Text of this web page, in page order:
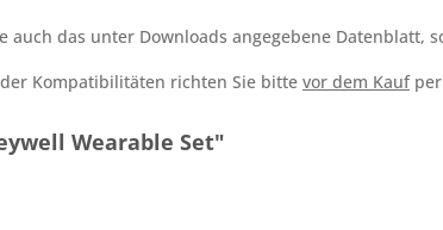
das unter Downloads angegebene Datenblatt,
Kompatibilitäten richten Sie bitte vor dem Kaufper
Wearable Set"